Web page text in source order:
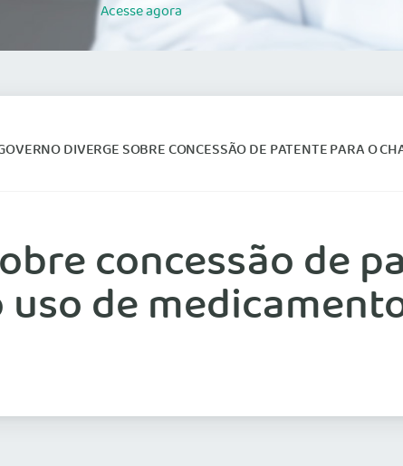
Acesseagora
DIVERGE SOBRE CONCESSÃO DE PATENTE PARA O CHAMADO
concessão de
de